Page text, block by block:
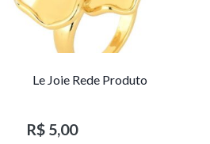
Le Joie Rede Produto
R$ 5,00